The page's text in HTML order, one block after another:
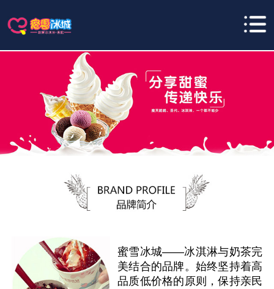
蜜雪冰城——冰淇淋与奶茶完
美结合的品牌。始终坚持着高
品质低价格的原则，保持亲民